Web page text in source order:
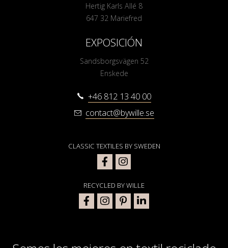
Hertig Karls Allé 8
647 32 Mariefred
EXPOSICIÓN
Sandsborgsvägen 52
Enskede
+46 812 13 40 00
contact@bywille.se
CLASSIC TEXTILES BY SWEDEN
RECYCLED BY WILLE